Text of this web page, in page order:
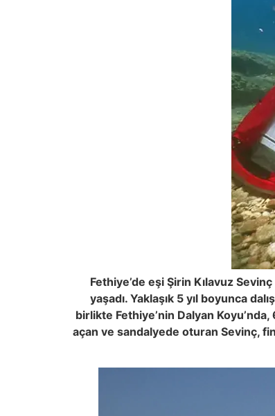
Fethiye’de eşi Şirin Kılavuz
yaşadı. Yaklaşık 5 yıl boyunca
birlikte Fethiye’nin Dalyan
açan ve sandalyede oturan Sevinç,